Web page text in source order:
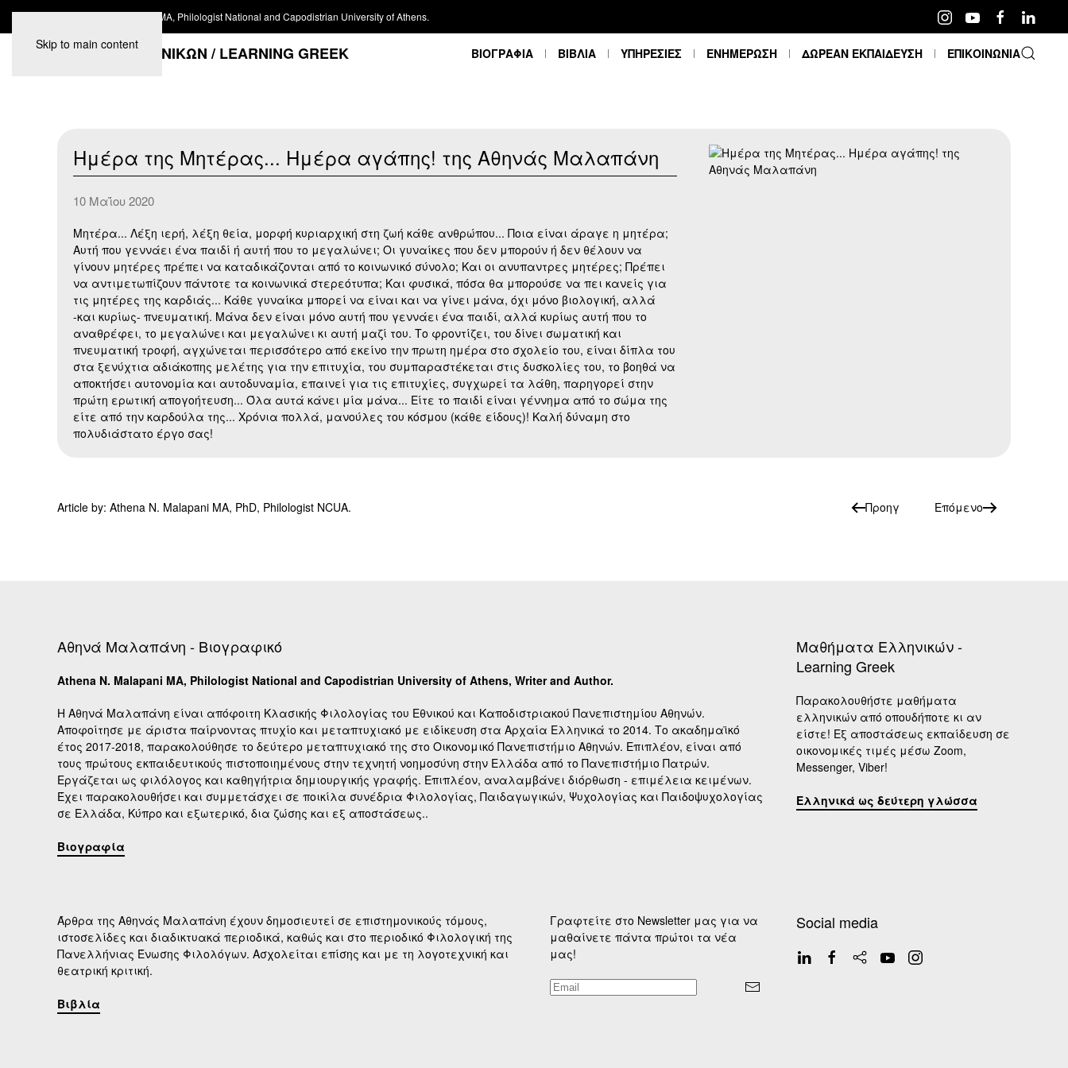
Skip to main content
#ACWA. Athena N. Malapani MA, Philologist National and Capodistrian University of Athens.
ΜΑΘΗΜΑΤΑ ΕΛΛΗΝΙΚΩΝ / LEARNING GREEK ΒΙΟΓΡΑΦΙΑ ΒΙΒΛΙΑ ΥΠΗΡΕΣΙΕΣ ΕΝΗΜΕΡΩΣΗ ΔΩΡΕΑΝ ΕΚΠΑΙΔΕΥΣΗ ΕΠΙΚΟΙΝΩΝΙΑ
Ημέρα της Μητέρας... Ημέρα αγάπης! της Αθηνάς Μαλαπάνη
10 Μαΐου 2020
Μητέρα... Λέξη ιερή, λέξη θεία, μορφή κυριαρχική στη ζωή κάθε ανθρώπου... Ποια είναι άραγε η μητέρα;
Αυτή που γεννάει ένα παιδί ή αυτή που το μεγαλώνει; Οι γυναίκες που δεν μπορούν ή δεν θέλουν να
γίνουν μητέρες πρέπει να καταδικάζονται από το κοινωνικό σύνολο; Και οι ανυπαντρες μητέρες; Πρέπει
να αντιμετωπίζουν πάντοτε τα κοινωνικά στερεότυπα; Και φυσικά, πόσα θα μπορούσε να πει κανείς για
τις μητέρες της καρδιάς... Κάθε γυναίκα μπορεί να είναι και να γίνει μάνα, όχι μόνο βιολογική, αλλά
-και κυρίως- πνευματική. Μάνα δεν είναι μόνο αυτή που γεννάει ένα παιδί, αλλά κυρίως αυτή που το
αναθρέφει, το μεγαλώνει και μεγαλώνει κι αυτή μαζί του. Το φροντίζει, του δίνει σωματική και
πνευματική τροφή, αγχώνεται περισσότερο από εκείνο την πρωτη ημέρα στο σχολείο του, είναι δίπλα του
στα ξενύχτια αδιάκοπης μελέτης για την επιτυχία, του συμπαραστέκεται στις δυσκολίες του, το βοηθά να
αποκτήσει αυτονομία και αυτοδυναμία, επαινεί για τις επιτυχίες, συγχωρεί τα λάθη, παρηγορεί στην
πρώτη ερωτική απογοήτευση... Όλα αυτά κάνει μία μάνα... Είτε το παιδί είναι γέννημα από το σώμα της
είτε από την καρδούλα της... Χρόνια πολλά, μανούλες του κόσμου (κάθε είδους)! Καλή δύναμη στο
πολυδιάστατο έργο σας!
Article by: Athena N. Malapani MA, PhD, Philologist NCUA. Προηγ Επόμενο
Αθηνά Μαλαπάνη - Βιογραφικό
Athena N. Malapani MA, Philologist National and Capodistrian University of Athens, Writer and Author.
Η Αθηνά Μαλαπάνη είναι απόφοιτη Κλασικής Φιλολογίας του Εθνικού και Καποδιστριακού Πανεπιστημίου Αθηνών.
Αποφοίτησε με άριστα παίρνοντας πτυχίο και μεταπτυχιακό με ειδίκευση στα Αρχαία Ελληνικά το 2014. Το ακαδημαϊκό
έτος 2017-2018, παρακολούθησε το δεύτερο μεταπτυχιακό της στο Οικονομικό Πανεπιστήμιο Αθηνών. Επιπλέον, είναι από
τους πρώτους εκπαιδευτικούς πιστοποιημένους στην τεχνητή νοημοσύνη στην Ελλάδα από το Πανεπιστήμιο Πατρών.
Εργάζεται ως φιλόλογος και καθηγήτρια δημιουργικής γραφής. Επιπλέον, αναλαμβάνει διόρθωση - επιμέλεια κειμένων.
Έχει παρακολουθήσει και συμμετάσχει σε ποικίλα συνέδρια Φιλολογίας, Παιδαγωγικών, Ψυχολογίας και Παιδοψυχολογίας
σε Ελλάδα, Κύπρο και εξωτερικό, δια ζώσης και εξ αποστάσεως..
Βιογραφία
Μαθήματα Ελληνικών -
Learning Greek
Παρακολουθήστε μαθήματα
ελληνικών από οπουδήποτε κι αν
είστε! Εξ αποστάσεως εκπαίδευση σε
οικονομικές τιμές μέσω Zoom,
Messenger, Viber!
Ελληνικά ως δεύτερη γλώσσα
Άρθρα της Αθηνάς Μαλαπάνη έχουν δημοσιευτεί σε επιστημονικούς τόμους,
ιστοσελίδες και διαδικτυακά περιοδικά, καθώς και στο περιοδικό Φιλολογική της
Πανελλήνιας Ένωσης Φιλολόγων. Ασχολείται επίσης και με τη λογοτεχνική και
θεατρική κριτική.
Βιβλία
Γραφτείτε στο Newsletter μας για να
μαθαίνετε πάντα πρώτοι τα νέα
μας!
Social media